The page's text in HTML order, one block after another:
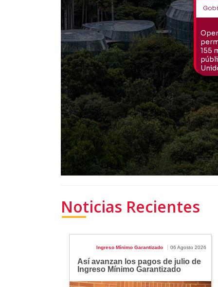
Noticias Recientes
Ingreso Mínimo Garantizado 06 Agosto 2026
Así avanzan los pagos de julio de
Ingreso Mínimo Garantizado